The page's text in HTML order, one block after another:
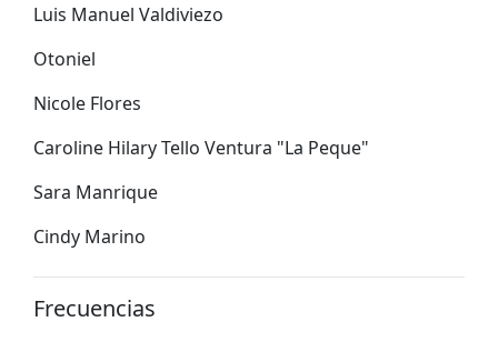
Luis Manuel Valdiviezo
Otoniel
Nicole Flores
Caroline Hilary Tello Ventura "La Peque"
Sara Manrique
Cindy Marino
Frecuencias